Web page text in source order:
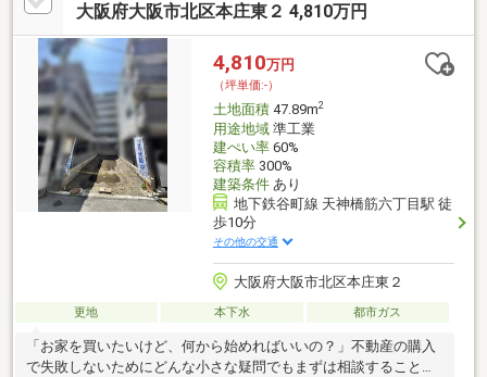
大阪府大阪市北区本庄東２ 4,810万円
4,810万円
（坪単価:-）
土地面積47.89m2
用途地域準工業
建ぺい率60%
容積率300%
建築条件あり
地下鉄谷町線 天神橋筋六丁目駅 徒
歩10分
その他の交通
大阪府大阪市北区本庄東２
更地 本下水 都市ガス
「お家を買いたいけど、何から始めればいいの？」不動産の購入
で失敗しないためにどんな小さな疑問でもまずは相談することか